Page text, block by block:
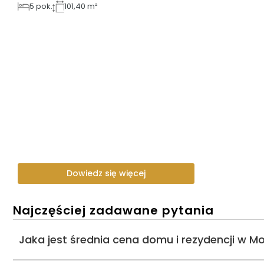
5 pok. 101,40 m²
Dowiedz się więcej
Najczęściej zadawane pytania
Jaka jest średnia cena domu i rezydencji w